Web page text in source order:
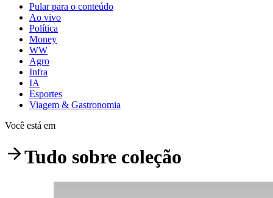
Pular para o conteúdo
Ao vivo
Política
Money
WW
Agro
Infra
IA
Esportes
Viagem & Gastronomia
Você está em
Tudo sobre coleção